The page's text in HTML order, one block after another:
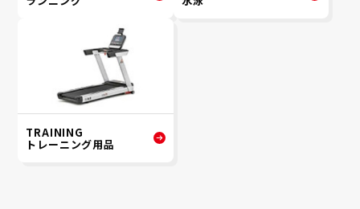
TRAINING
トレーニング用品